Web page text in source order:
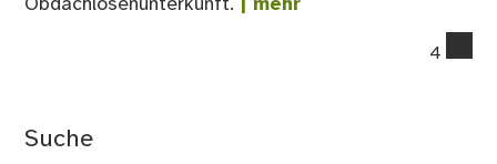
Obdachlosenunterkunft. | mehr
4
Suche